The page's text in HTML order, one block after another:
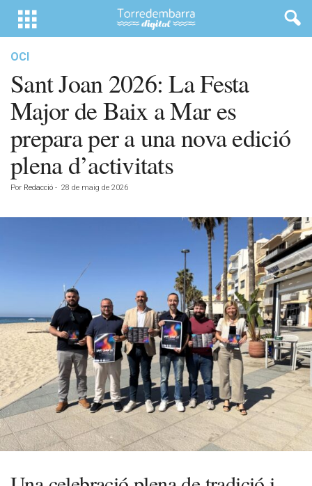
OCI
Sant Joan 2026: La Festa
Major de Baix a Mar es
prepara per a una nova edició
plena d’activitats
Por Redacció - 28 de maig de 2026